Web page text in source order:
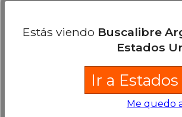
50%
dcto.
$ 323.848
$ 161.924
Estás viendo Buscalibre
Estados
Ir a
Me quedo